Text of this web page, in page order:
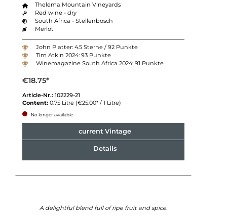
Thelema Mountain Vineyards
Red wine - dry
South Africa - Stellenbosch
Merlot
John Platter: 4.5 Sterne / 92 Punkte
Tim Atkin 2024: 93 Punkte
Winemagazine South Africa 2024: 91 Punkte
€18.75*
Article-Nr.: 102229-21
Content: 0.75 Litre (€25.00* / 1 Litre)
No longer available
current Vintage
Details
A delightful blend full of ripe fruit and spice.